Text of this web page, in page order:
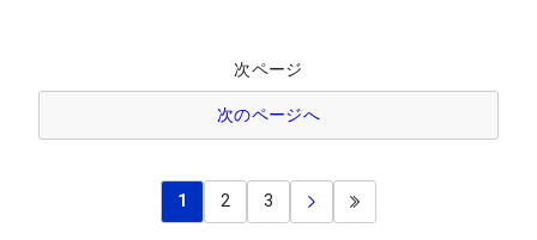
次ページ
次のページへ
1 2 3